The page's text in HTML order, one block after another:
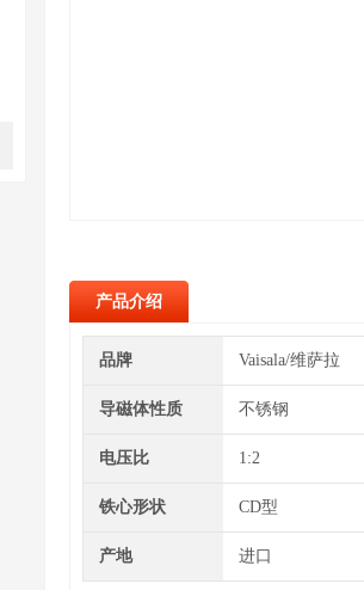
产品介绍
品牌 Vaisala/维萨拉
导磁体性质 不锈钢
电压比 1:2
铁心形状 CD型
产地 进口